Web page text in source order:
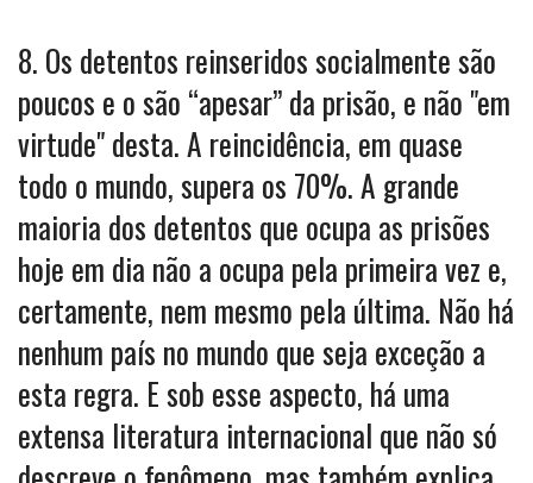
8. Os detentos reinseridos socialmente são
poucos e o são “apesar” da prisão, e não "em
virtude" desta. A reincidência, em quase
todo o mundo, supera os 70%. A grande
maioria dos detentos que ocupa as prisões
hoje em dia não a ocupa pela primeira vez e,
certamente, nem mesmo pela última. Não há
nenhum país no mundo que seja exceção a
esta regra. E sob esse aspecto, há uma
extensa literatura internacional que não só